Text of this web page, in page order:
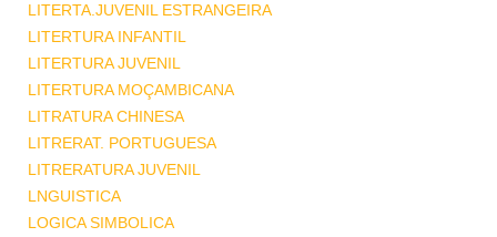
LITERTA.JUVENIL ESTRANGEIRA
LITERTURA INFANTIL
LITERTURA JUVENIL
LITERTURA MOÇAMBICANA
LITRATURA CHINESA
LITRERAT. PORTUGUESA
LITRERATURA JUVENIL
LNGUISTICA
LOGICA SIMBOLICA